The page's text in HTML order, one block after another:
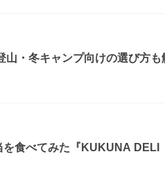
山・冬キャンプ向けの選び方も
食べてみた『KUKUNA DELI